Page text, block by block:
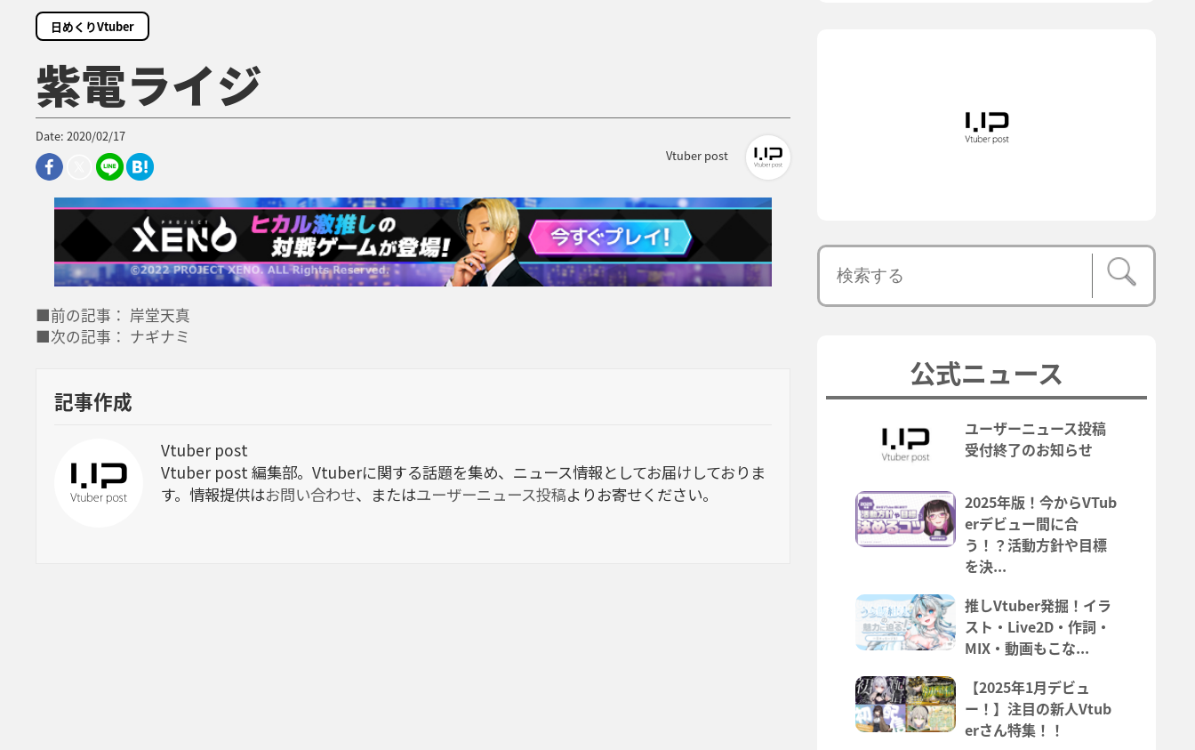
日めくりVtuber
紫電ライジ
Date: 2020/02/17
Vtuber post
■前の記事： 岸堂天真
■次の記事： ナギナミ
記事作成
Vtuber post
Vtuber post 編集部。Vtuberに関する話題を集め、ニュース情報としてお届けしておりま
す。情報提供はお問い合わせ、またはユーザーニュース投稿よりお寄せください。
公式ニュース
ユーザーニュース投稿
受付終了のお知らせ
2025年版！今からVTub
erデビュー間に合
う！？活動方針や目標
を決...
推しVtuber発掘！イラ
スト・Live2D・作詞・
MIX・動画もこな...
【2025年1月デビュ
ー！】注目の新人Vtub
erさん特集！！